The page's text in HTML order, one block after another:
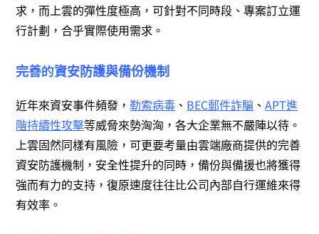
求，而上雲的彈性度極高，可針對不同時段、專案訂立運
行計劃，合乎實際使用需求。
完善的資安防護與備份機制
近年來資安事件頻發，勒索病毒 、 BEC郵件詐騙 、APT進
階持續性攻擊等威脅來勢洶洶，各大企業無不嚴陣以待。
上雲固然同樣有風險，可更要考量由雲端廠商提供的完善
資安防護機制，安全性提升的同時，備份與備援也將獲得
強而有力的支持，復原速度往往比公司內部自行運維來得
有效率。